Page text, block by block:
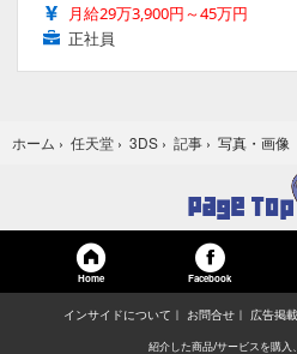
月給29万3,900円～45万円
正社員
ホーム › 任天堂 › 3DS › 記事 › 写真・画像
Home Facebook
インサイドについて お問合せ 広告掲載
紹介した商品/サービスを購入